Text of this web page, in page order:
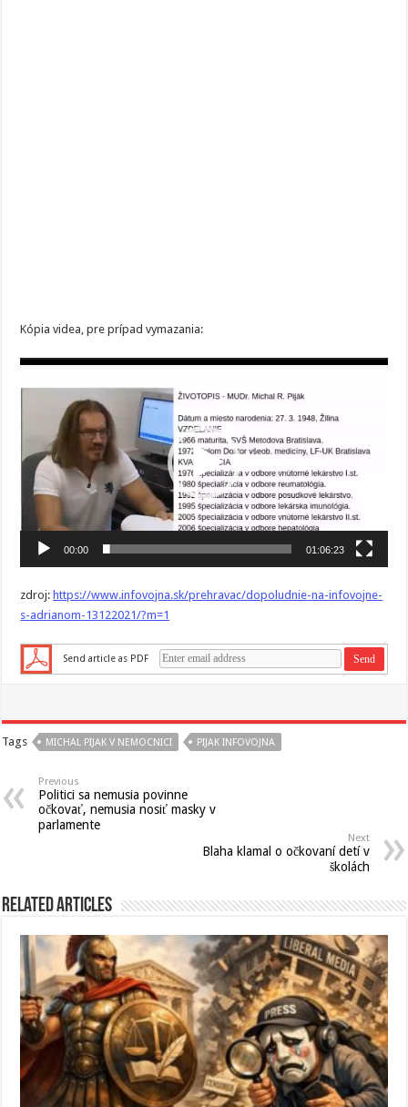
Kópia videa, pre prípad vymazania:
Video
prehrávač
00:00 01:06:23
zdroj: https://www.infovojna.sk/prehravac/dopoludnie-na-infovojne-
s-adrianom-13122021/?m=1
Send article as PDF
Tags MICHAL PIJAK V NEMOCNICI PIJAK INFOVOJNA
Previous
Politici sa nemusia povinne
očkovať, nemusia nosiť masky v
parlamente
Next
Blaha klamal o očkovaní detí v
školách
Related Articles